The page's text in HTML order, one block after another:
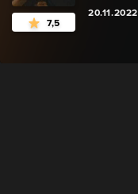
7,5
20.11.2022